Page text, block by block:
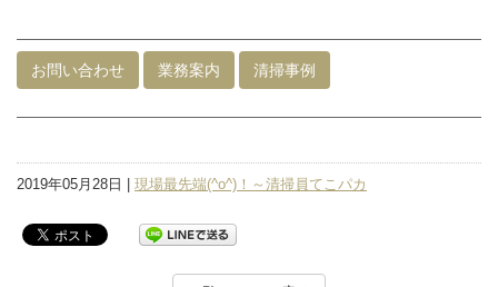
お問い合わせ 業務案内 清掃事例
2019年05月28日 | 現場最先端(^o^)！～清掃員てこパカ